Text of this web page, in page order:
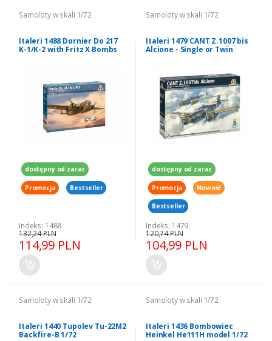
Samoloty w skali 1/72
Italeri 1488 Dornier Do 217
K-1/K-2 with Fritz X Bombs
dostępny od zaraz
Promocja Bestseller
Indeks: 1488
114,99 PLN
132,24 PLN
Samoloty w skali 1/72
Italeri 1479 CANT Z.1007 bis
Alcione - Single or Twin
dostępny od zaraz
Promocja Nowość
Bestseller
Indeks: 1479
104,99 PLN
120,74 PLN
Samoloty w skali 1/72
Italeri 1440 Tupolev Tu-22M2
Backfire-B 1/72
Samoloty w skali 1/72
Italeri 1436 Bombowiec
Heinkel He111H model 1/72